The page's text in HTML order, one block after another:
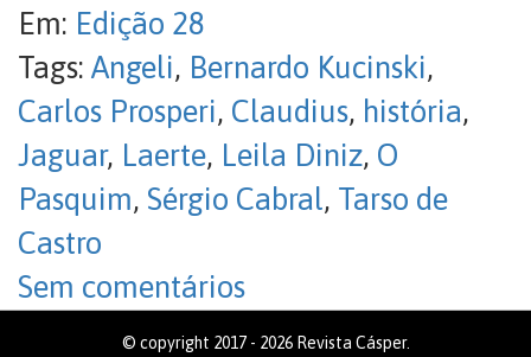
Em: Edição 28
Tags: Angeli, Bernardo Kucinski,
Carlos Prosperi, Claudius, história,
Jaguar, Laerte, Leila Diniz, O
Pasquim, Sérgio Cabral, Tarso de
Castro
Sem comentários
© copyright 2017 - 2026 Revista Cásper.